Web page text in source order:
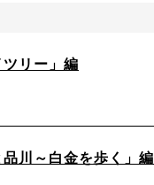
ツリー」編
品川～白金を歩く」編